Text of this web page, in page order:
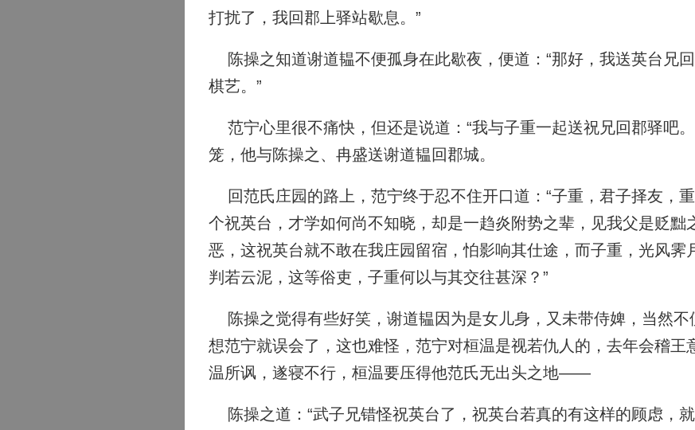
打扰了，我回郡上驿站歇息。”
陈操之知道谢道韫不便孤身在此歇夜，便道：“那好，我送英台兄
棋艺。”
范宁心里很不痛快，但还是说道：“我与子重一起送祝兄回郡驿吧
笼，他与陈操之、冉盛送谢道韫回郡城。
回范氏庄园的路上，范宁终于忍不住开口道：“子重，君子择友，
个祝英台，才学如何尚不知晓，却是一趋炎附势之辈，见我父是贬黜
恶，这祝英台就不敢在我庄园留宿，怕影响其仕途，而子重，光风霁
判若云泥，这等俗吏，子重何以与其交往甚深？”
陈操之觉得有些好笑，谢道韫因为是女儿身，又未带侍婢，当然不
想范宁就误会了，这也难怪，范宁对桓温是视若仇人的，去年会稽王
温所讽，遂寝不行，桓温要压得他范氏无出头之地——
陈操之道：“武子兄错怪祝英台了，祝英台若真的有这样的顾虑，